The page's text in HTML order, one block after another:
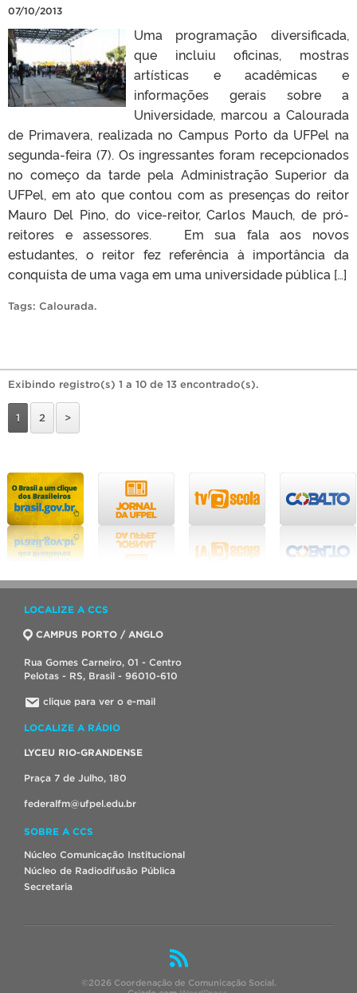
07/10/2013
Uma programação diversificada,
que incluiu oficinas, mostras
artísticas e acadêmicas e
informações gerais sobre a
Universidade, marcou a Calourada
de Primavera, realizada no Campus Porto da UFPel na
segunda-feira (7). Os ingressantes foram recepcionados
no começo da tarde pela Administração Superior da
UFPel, em ato que contou com as presenças do reitor
Mauro Del Pino, do vice-reitor, Carlos Mauch, de pró-
reitores e assessores. Em sua fala aos novos
estudantes, o reitor fez referência à importância da
conquista de uma vaga em uma universidade pública […]
Tags: Calourada.
Exibindo registro(s) 1 a 10 de 13 encontrado(s).
1 2 >
LOCALIZE A CCS
CAMPUS PORTO / ANGLO
Rua Gomes Carneiro, 01 - Centro
Pelotas - RS, Brasil - 96010-610
clique para ver o e-mail
LOCALIZE A RÁDIO
LYCEU RIO-GRANDENSE
Praça 7 de Julho, 180
federalfm@ufpel.edu.br
SOBRE A CCS
Núcleo Comunicação Institucional
Núcleo de Radiodifusão Pública
Secretaria
©2026 Coordenação de Comunicação Social.